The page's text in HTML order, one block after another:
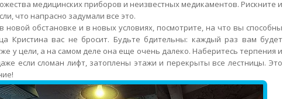
медицинских приборов и неизвестных медикаментов. Рискните и
что напрасно задумали все это.
новой обстановке и в новых условиях, посмотрите, на что вы способны
Кристина вас не бросит. Будьте бдительны: каждый раз вам будет
у цели, а на самом деле она еще очень далеко. Наберитесь терпения и
если сломан лифт, затоплены этажи и перекрыты все лестницы. Это